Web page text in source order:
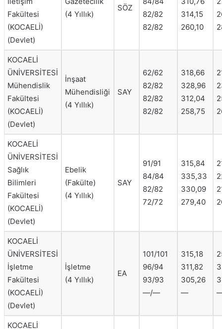
Fakültesi
(KOCAELİ)
(Devlet)
(4 Yıllık)
SÖZ
82/82
82/82
314,15
260,10
KOCAELİ
ÜNİVERSİTESİ
Mühendislik
Fakültesi
(KOCAELİ)
(Devlet)
İnşaat
Mühendisliği
(4 Yıllık)
SAY
62/62
82/82
82/82
82/82
318,66
328,96
312,04
258,75
KOCAELİ
ÜNİVERSİTESİ
Sağlık
Bilimleri
Fakültesi
(KOCAELİ)
(Devlet)
Ebelik
(Fakülte)
(4 Yıllık)
SAY
91/91
84/84
82/82
72/72
315,84
335,33
330,09
279,40
KOCAELİ
ÜNİVERSİTESİ
İşletme
Fakültesi
(KOCAELİ)
(Devlet)
İşletme
(4 Yıllık)
EA
101/101
96/94
93/93
—/—
315,18
311,82
305,26
—
KOCAELİ